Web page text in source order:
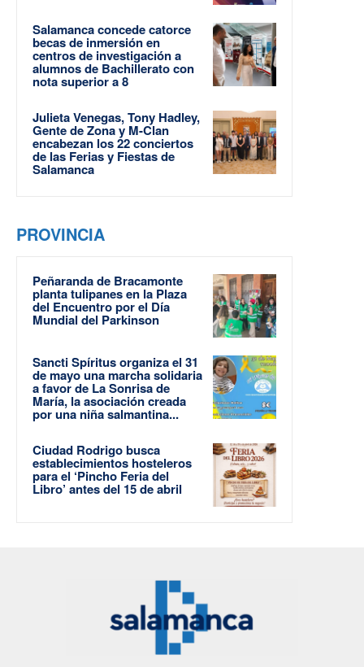
Salamanca concede catorce
becas de inmersión en
centros de investigación a
alumnos de Bachillerato con
nota superior a 8
Julieta Venegas, Tony Hadley,
Gente de Zona y M-Clan
encabezan los 22 conciertos
de las Ferias y Fiestas de
Salamanca
PROVINCIA
Peñaranda de Bracamonte
planta tulipanes en la Plaza
del Encuentro por el Día
Mundial del Parkinson
Sancti Spíritus organiza el 31
de mayo una marcha solidaria
a favor de La Sonrisa de
María, la asociación creada
por una niña salmantina...
Ciudad Rodrigo busca
establecimientos hosteleros
para el ‘Pincho Feria del
Libro’ antes del 15 de abril